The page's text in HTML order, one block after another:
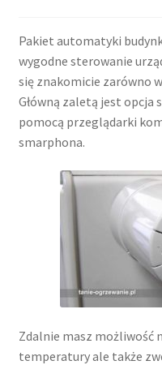
Pakiet automatyki
wygodne sterowanie
się znakomicie zarówno
Główną zaletą jest
pomocą przeglądarki
smarphona.
Zdalnie masz możliwość
temperatury ale także